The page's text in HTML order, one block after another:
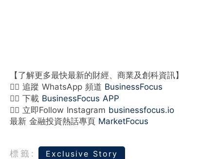
【了解更多最快最新的財經、商業及創科資訊】
👉🏻 追蹤 WhatsApp 頻道 BusinessFocus
👉🏻 下載 BusinessFocus APP
👉🏻 立即Follow Instagram businessfocus.io
最新 金融投資熱話專頁 MarketFocus
標籤: Exclusive Story